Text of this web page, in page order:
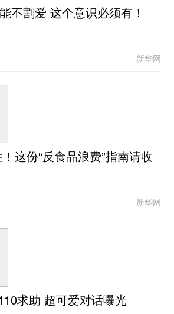
不割爱 这个意识必须有！
新华网
这份“反食品浪费”指南请收
新华网
求助 超可爱对话曝光